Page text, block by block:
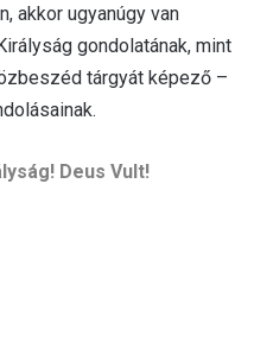
akkor ugyanúgy van
gondolatának, mint
tárgyát képező –
Deus Vult!